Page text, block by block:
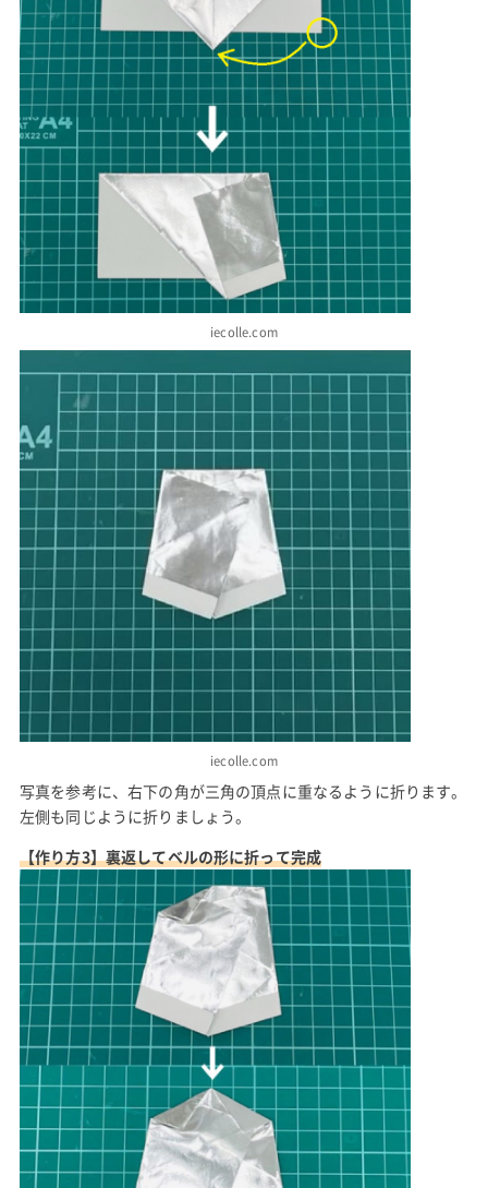
iecolle.com
iecolle.com
写真を参考に、右下の角が三角の頂点に重なるように折ります。
左側も同じように折りましょう。
【作り方3】裏返してベルの形に折って完成